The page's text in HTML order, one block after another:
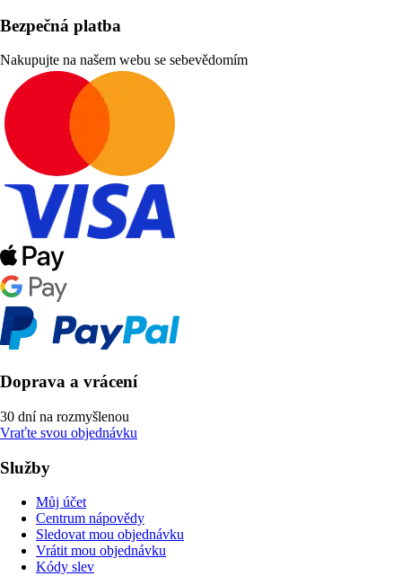
Bezpečná platba
Nakupujte na našem webu se sebevědomím
Doprava a vrácení
30 dní na rozmyšlenou
Vraťte svou objednávku
Služby
Můj účet
Centrum nápovědy
Sledovat mou objednávku
Vrátit mou objednávku
Kódy slev